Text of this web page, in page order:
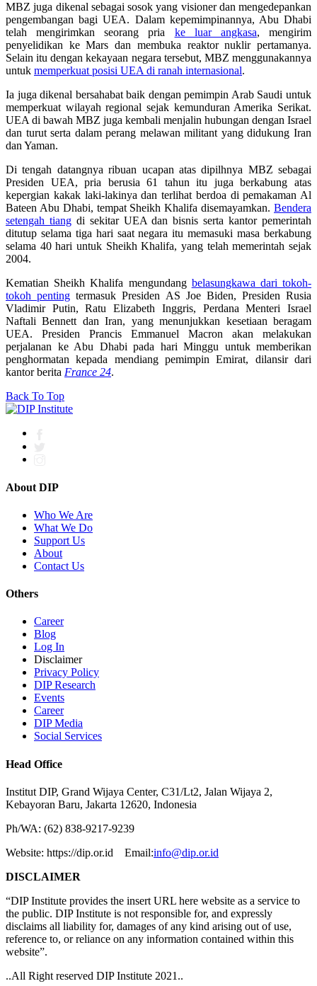
MBZ juga dikenal sebagai sosok yang visioner dan mengedepankan
pengembangan bagi UEA. Dalam kepemimpinannya, Abu Dhabi
telah mengirimkan seorang pria ke luar angkasa, mengirim
penyelidikan ke Mars dan membuka reaktor nuklir pertamanya.
Selain itu dengan kekayaan negara tersebut, MBZ menggunakannya
untuk memperkuat posisi UEA di ranah internasional.
Ia juga dikenal bersahabat baik dengan pemimpin Arab Saudi untuk
memperkuat wilayah regional sejak kemunduran Amerika Serikat.
UEA di bawah MBZ juga kembali menjalin hubungan dengan Israel
dan turut serta dalam perang melawan militant yang didukung Iran
dan Yaman.
Di tengah datangnya ribuan ucapan atas dipilhnya MBZ sebagai
Presiden UEA, pria berusia 61 tahun itu juga berkabung atas
kepergian kakak laki-lakinya dan terlihat berdoa di pemakaman Al
Bateen Abu Dhabi, tempat Sheikh Khalifa disemayamkan. Bendera
setengah tiangdi sekitar UEA dan bisnis serta kantor pemerintah
ditutup selama tiga hari saat negara itu memasuki masa berkabung
selama 40 hari untuk Sheikh Khalifa, yang telah memerintah sejak
2004.
Kematian Sheikh Khalifa mengundang belasungkawa dari tokoh-
tokoh penting termasuk Presiden AS Joe Biden, Presiden Rusia
Vladimir Putin, Ratu Elizabeth Inggris, Perdana Menteri Israel
Naftali Bennett dan Iran, yang menunjukkan kesetiaan beragam
UEA. Presiden Prancis Emmanuel Macron akan melakukan
perjalanan ke Abu Dhabi pada hari Minggu untuk memberikan
penghormatan kepada mendiang pemimpin Emirat, dilansir dari
kantor berita France 24.
Back To Top
About DIP
Who We Are
What We Do
Support Us
About
Contact Us
Others
Career
Blog
Log In
Disclaimer
Privacy Policy
DIP Research
Events
Career
DIP Media
Social Services
Head Office
Institut DIP, Grand Wijaya Center, C31/Lt2, Jalan Wijaya 2,
Kebayoran Baru, Jakarta 12620, Indonesia
Ph/WA: (62) 838-9217-9239
Website: https://dip.or.id Email:info@dip.or.id
DISCLAIMER
“DIP Institute provides the insert URL here website as a service to
the public. DIP Institute is not responsible for, and expressly
disclaims all liability for, damages of any kind arising out of use,
reference to, or reliance on any information contained within this
website”.
..All Right reserved DIP Institute 2021..